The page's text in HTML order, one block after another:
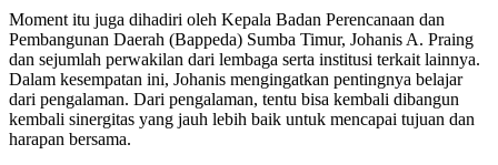
Moment itu juga dihadiri oleh Kepala Badan Perencanaan dan
Pembangunan Daerah (Bappeda) Sumba Timur, Johanis A. Praing
dan sejumlah perwakilan dari lembaga serta institusi terkait lainnya.
Dalam kesempatan ini, Johanis mengingatkan pentingnya belajar
dari pengalaman. Dari pengalaman, tentu bisa kembali dibangun
kembali sinergitas yang jauh lebih baik untuk mencapai tujuan dan
harapan bersama.